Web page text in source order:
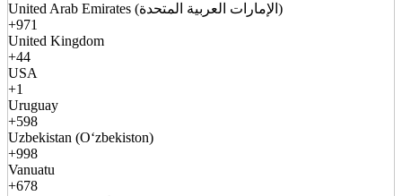
United Arab Emirates (الإمارات العربية المتحدة)
+971
United Kingdom
+44
USA
+1
Uruguay
+598
Uzbekistan (Oʻzbekiston)
+998
Vanuatu
+678